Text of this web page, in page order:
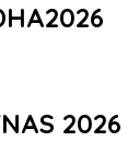
2026